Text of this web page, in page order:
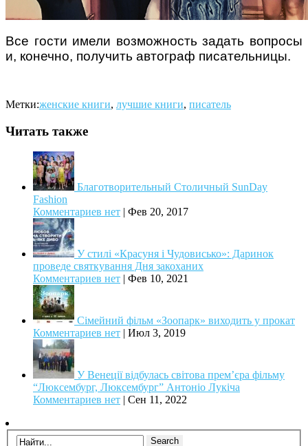
Все гости имели возможность задать вопросы
и, конечно, получить автограф писательницы.
Метки:женские книги, лучшие книги, писатель
Читать также
Благотворительный Столичный SunDay
Fashion
Комментариев нет | Фев 20, 2017
У стилі «Красуня і Чудовисько»: Даринок
проведе святкування Дня закоханих
Комментариев нет | Фев 10, 2021
Сімейний фільм «Зоопарк» виходить у прокат
Комментариев нет | Июл 3, 2019
У Венеції відбулась світова прем’єра фільму
“Люксембург, Люксембург” Антоніо Лукіча
Комментариев нет | Сен 11, 2022